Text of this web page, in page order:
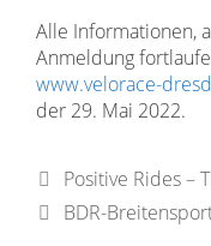
Alle Informationen,
Anmeldung
www.velorace-
der 29. Mai 2022.
Positive Rides –
BDR-